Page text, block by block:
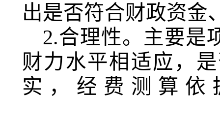
出是否符合财政资金
2.合理性。主要是
财力水平相适应，
实，经费测算